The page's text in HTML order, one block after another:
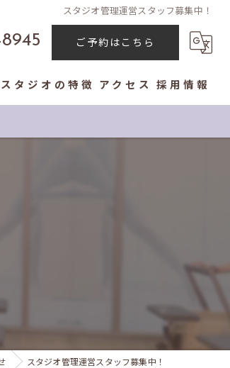
スタジオ管理運営スタッフ募集中！
ご予約はこちら
スタジオの特徴
コンセプト
アクセス 採用情報
スタジオ管理運営スタッフ募集中！